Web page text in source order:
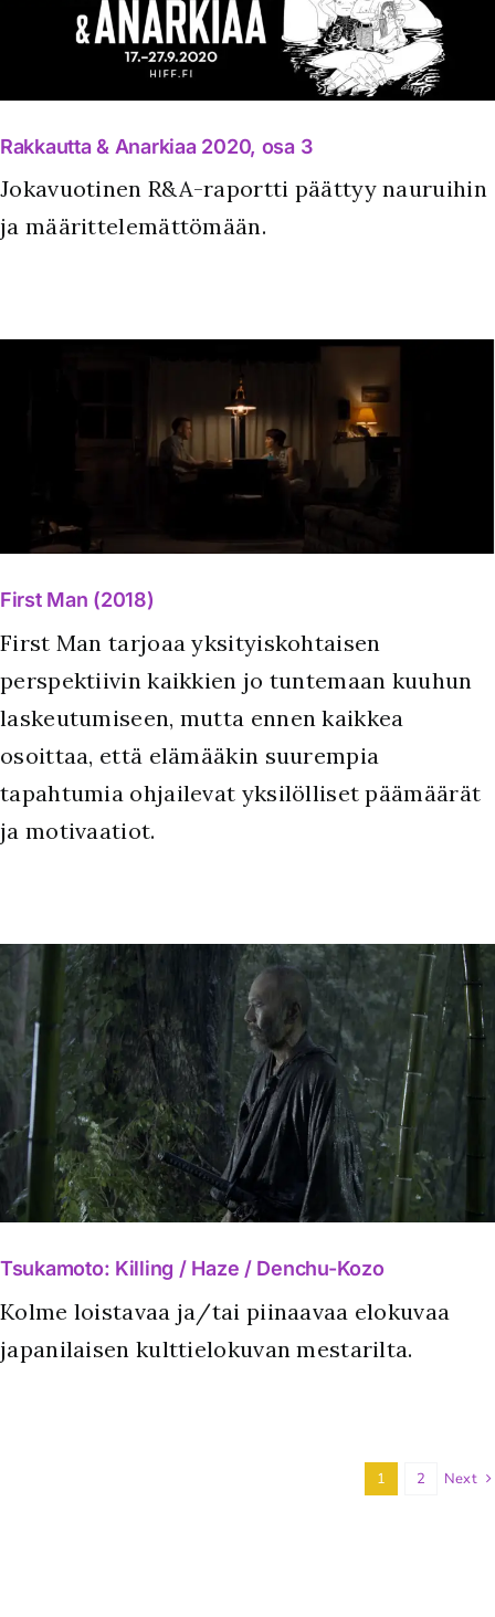
Rakkautta & Anarkiaa 2020, osa 3
Jokavuotinen R&A-raportti päättyy nauruihin
ja määrittelemättömään.
First Man (2018)
First Man tarjoaa yksityiskohtaisen
perspektiivin kaikkien jo tuntemaan kuuhun
laskeutumiseen, mutta ennen kaikkea
osoittaa, että elämääkin suurempia
tapahtumia ohjailevat yksilölliset päämäärät
ja motivaatiot.
Tsukamoto: Killing / Haze / Denchu-Kozo
Kolme loistavaa ja/tai piinaavaa elokuvaa
japanilaisen kulttielokuvan mestarilta.
1 2 Next